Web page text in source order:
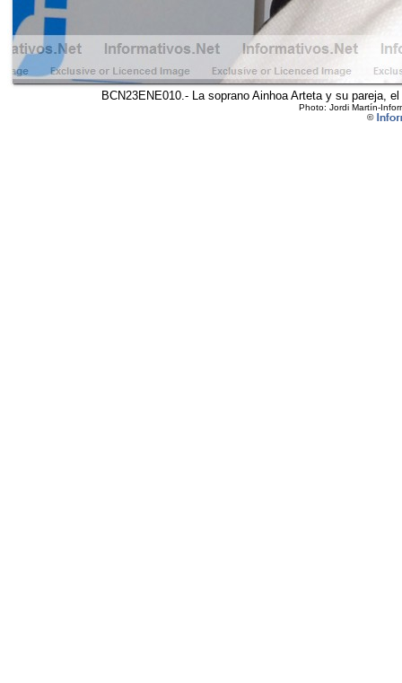
BCN23ENE010.- La soprano Ainhoa Arteta y su pareja,
Photo: Jordi Martín-
©